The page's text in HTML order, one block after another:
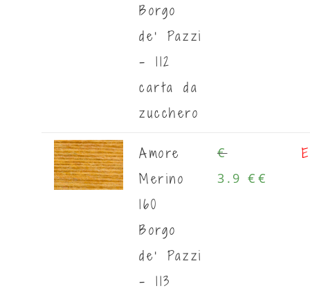
Borgo
de' Pazzi
- 112
carta da
zucchero
Amore
Merino
160
Borgo
de' Pazzi
- 113
€
3.9 € €